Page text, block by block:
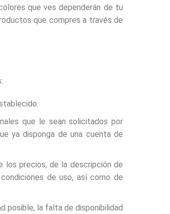
que ves dependerán de tu
que compres a través de
que le sean solicitados por
ya disponga de una cuenta de
los precios, de la descripción de
de uso, así como de
posible, la falta de disponibilidad